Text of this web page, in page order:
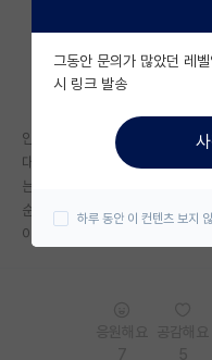
자유 게시판(아무개랩)
미국 유학 게시판
미국 대학원 합격 후기
대학원생 모집 게시판
연구실(PI) 홍보 게시판
안녕하세요
대학원 생활을 시작하는데 논
는 생각이 듭니다. 진리를 밝히
순 있으나, 과연 쓰여지는 논문
이 듭니다. 어떤 마음가짐으로
그동안 문의가 많았던 레
시 링크 발송
하루 동안 이 컨텐츠 보지 않